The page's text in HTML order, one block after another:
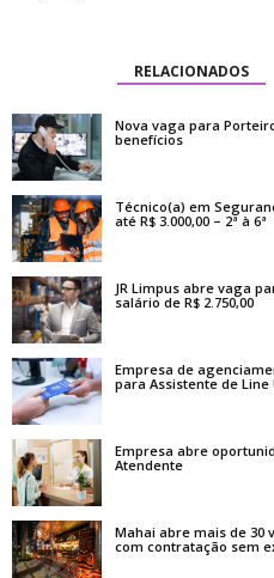
RELACIONADOS
Nova vaga para
benefícios
Técnico(a) em
até R$ 3.000,00 – 2ª à 6ª
JR Limpus abre vaga
salário de R$ 2.750,00
Empresa de
para Assistente de Line
Empresa abre
Atendente
Mahai abre mais de 30
com contratação sem